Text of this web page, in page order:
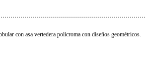
con asa vertedera policroma con diseños geométricos.